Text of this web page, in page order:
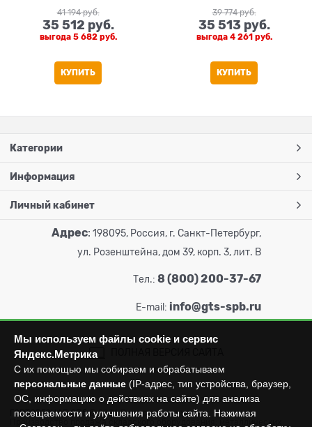
41 194 руб.
35 512 руб.
выгода 5 682 руб.
КУПИТЬ
39 774 руб.
35 513 руб.
выгода 4 261 руб.
КУПИТЬ
Категории
Информация
Личный кабинет
Адрес: 198095, Россия, г. Санкт-Петербург,
ул. Розенштейна, дом 39, корп. 3, лит. В
Тел.: 8 (800) 200-37-67
E-mail: info@gts-spb.ru
ГОРТОРГСНАБ СПб © 2026Все права защищены.
Производство продажа складского оборудования: металлических
Мы используем файлы cookie и сервис
Яндекс.Метрика
С их помощью мы собираем и обрабатываем
персональные данные (IP-адрес, тип устройства, браузер,
ОС, информацию о действиях на сайте) для анализа
посещаемости и улучшения работы сайта. Нажимая